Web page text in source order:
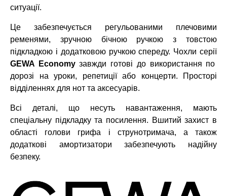
ситуації.
Це забезпечується регульованими плечовими
ременями, зручною бічною ручкою з товстою
підкладкою і додатковою ручкою спереду. Чохли серії
GEWA Economyзавжди готові до використання по
дорозі на уроки, репетиції або концерти. Просторі
відділеннях для нот та аксесуарів.
Всі деталі, що несуть навантаження, мають
спеціальну підкладку та посилення. Вшитий захист в
області голови грифа і струнотримача, а також
додаткові амортизатори забезпечують надійну
безпеку.